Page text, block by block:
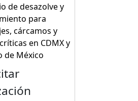
de desazolve y
para
cárcamos y
en CDMX y
de México